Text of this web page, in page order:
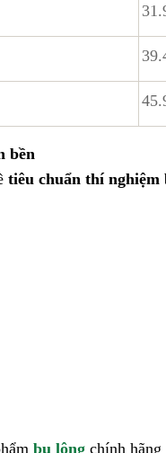
bền
tiêu chuẩn thí nghiệm
bu lông chính hãng